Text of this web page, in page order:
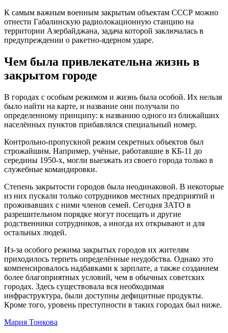
К самым важным военным закрытым объектам СССР можно
отнести Габалинскую радиолокационную станцию на
территории Азербайджана, задача которой заключалась в
предупреждении о ракетно-ядерном ударе.
Чем была привлекательна жизнь в
закрытом городе
В городах с особым режимом и жизнь была особой. Их нельзя
было найти на карте, и название они получали по
определенному принципу: к названию одного из ближайших
населённых пунктов прибавлялся специальный номер.
Контрольно-пропускной режим секретных объектов был
строжайшим. Например, учёные, работавшие в КБ-11 до
середины 1950-х, могли выезжать из своего города только в
служебные командировки.
Степень закрытости городов была неодинаковой. В некоторые
из них пускали только сотрудников местных предприятий и
проживавших с ними членов семей. Сегодня ЗАТО в
разрешительном порядке могут посещать и другие
родственники сотрудников, а иногда их открывают и для
остальных людей.
Из-за особого режима закрытых городов их жителям
приходилось терпеть определённые неудобства. Однако это
компенсировалось надбавками к зарплате, а также созданием
более благоприятных условий, чем в обычных советских
городах. Здесь существовала вся необходимая
инфраструктура, были доступны дефицитные продукты.
Кроме того, уровень преступности в таких городах был ниже.
Мария Тонкова